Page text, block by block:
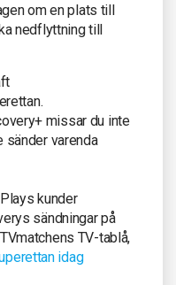
om en plats till
nedflyttning till
missar du inte
sänder varenda
kunder
sändningar på
TV-tablå,
idag